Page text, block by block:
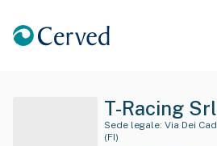
T-Racing Srl
Sede legale:
(FI)